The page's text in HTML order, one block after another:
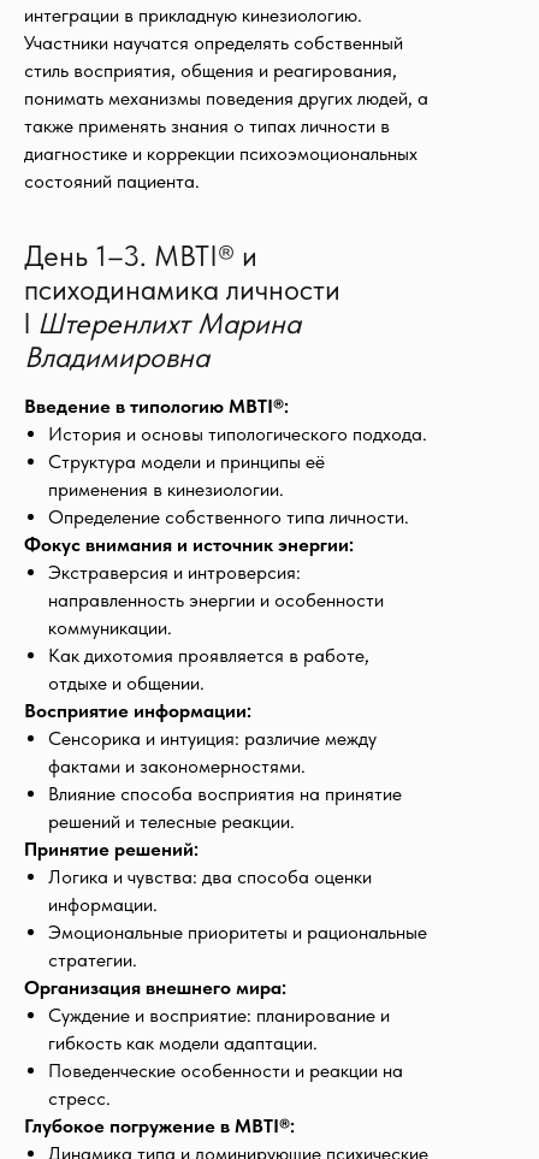
В каких ситуациях стоит опираться на
Чего стоит от себя требовать, а насчет
Какую работу лучше делегировать, а
Что стоит за нашим раздражением на
интеграции в прикладную кинезиологию.
Участники научатся определять собственный
стиль восприятия, общения и реагирования,
понимать механизмы поведения других людей, а
также применять знания о типах личности в
диагностике и коррекции психоэмоциональных
состояний пациента.
Введение в типологию MBTI®:
История и основы типологического подхода.
Структура модели и принципы её
применения в кинезиологии.
Определение собственного типа личности.
Фокус внимания и источник энергии:
Экстраверсия и интроверсия:
направленность энергии и особенности
коммуникации.
Как дихотомия проявляется в работе,
отдыхе и общении.
Восприятие информации:
Сенсорика и интуиция: различие между
фактами и закономерностями.
Влияние способа восприятия на принятие
решений и телесные реакции.
Принятие решений:
Логика и чувства: два способа оценки
информации.
Эмоциональные приоритеты и рациональные
стратегии.
Организация внешнего мира:
Суждение и восприятие: планирование и
гибкость как модели адаптации.
Поведенческие особенности и реакции на
стресс.
Глубокое погружение в MBTI®:
Динамика типа и доминирующие психические
День 1–3. MBTI® и
психодинамика личности
l Штеренлихт Марина
Владимировна